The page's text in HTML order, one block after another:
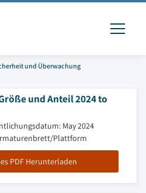
und Überwachung
und Anteil 2024 to
May 2024
Plattform
PDF Herunterladen